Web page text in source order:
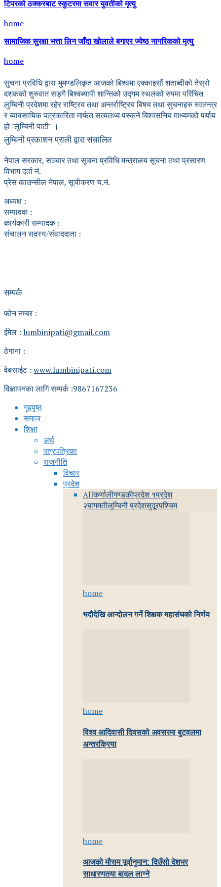
टिपरको ठक्करबाट स्कुटरमा सवार युवतीको मृत्यु
home
सामाजिक सुरक्षा भत्ता लिन जाँदा खोलाले बगाएर ज्येष्ठ नागरिकको मृत्यु
home
सुचना प्रविधि द्वारा भुमण्डलिकृत आजको बिश्वमा एक्काइसौं शताब्दीको तेस्रो
दशकको शुरुवात सङ्गै बिश्वब्यापी शान्तिको उद्गम स्थलको रुपमा परिचित
लुम्बिनी प्रदेशमा रहेर राष्ट्रिय तथा अन्तर्राष्ट्रिय बिषय तथा सुचनाहरु स्वतन्त्र
र ब्यावसायिक पत्रकारिता मार्फत सत्यतथ्य पस्कने बिश्वसनिय माध्यमको पर्याय
हो "लुम्बिनी पाटी" ।
लुम्बिनी प्रकाशन प्राली द्वारा संचालित
नेपाल सरकार, सञ्चार तथा सूचना प्रविधि मन्त्रालय सूचना तथा प्रसारण
विभाग दर्ता नं.
प्रेस काउन्सील नेपाल, सूचीकरण च.नं.
अध्यक्ष :
सम्पादक :
कार्यकारी सम्पादक :
संचालन सदस्य/संवाददाता :
सम्पर्क
फोन नम्बर :
ईमेल : lumbinipati@gmail.com
ठेगाना :
वेबसाईट : www.lumbinipati.com
विज्ञापनका लागि सम्पर्क :9867167236
गृहपृष्ठ
समाज
शिक्षा
अर्थ
पत्रपत्रिका
राजनीति
विचार
प्रदेश
Allकर्णालीगण्डकीप्रदेश १प्रदेश
२बागमतीलुम्बिनी प्रदेशसुदूरपश्चिम
home
भदौदेखि आन्दोलन गर्ने शिक्षक महासंघको निर्णय
home
विश्व आदिवासी दिवसको अवसरमा बुटवलमा
अन्तरक्रिया
home
आजको मौसम पूर्वानुमान: दिउँसो देशभर
साधारणतया बादल लाग्ने